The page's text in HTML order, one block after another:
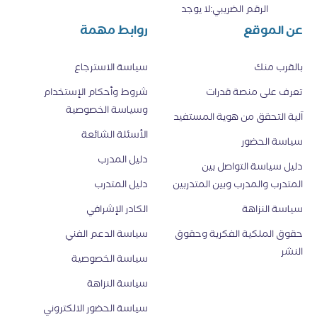
الرقم الضريبي:لا يوجد
عن الموقع
بالقرب منك
تعرف على منصة قدرات
اَلية التحقق من هوية المستفيد
سياسة الحضور
دليل سياسة التواصل بين
المتدرب والمدرب وبين المتدربين
سياسة النزاهة
حقوق الملكية الفكرية وحقوق
النشر
روابط مهمة
سياسة الاسترجاع
شروط وأحكام الإستخدام
وسياسة الخصوصية
الأسئلة الشائعة
دليل المدرب
دليل المتدرب
الكادر الإشرافي
سياسة الدعم الفني
سياسة الخصوصية
سياسة النزاهة
سياسة الحضور الالكتروني